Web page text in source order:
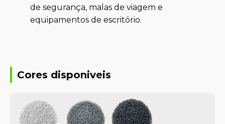
de segurança, malas de viagem e
equipamentos de escritório.
Cores disponiveis